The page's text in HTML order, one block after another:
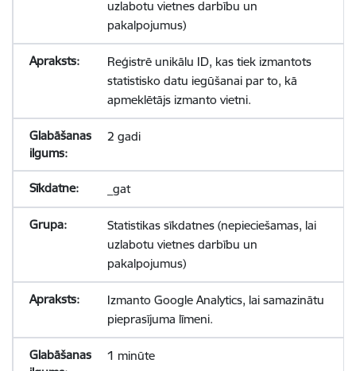
uzlabotu vietnes darbību un
pakalpojumus)
Reģistrē unikālu ID, kas tiek izmantots
statistisko datu iegūšanai par to, kā
apmeklētājs izmanto vietni.
2 gadi
_gat
Statistikas sīkdatnes (nepieciešamas, lai
uzlabotu vietnes darbību un
pakalpojumus)
Izmanto Google Analytics, lai samazinātu
pieprasījuma līmeni.
1 minūte